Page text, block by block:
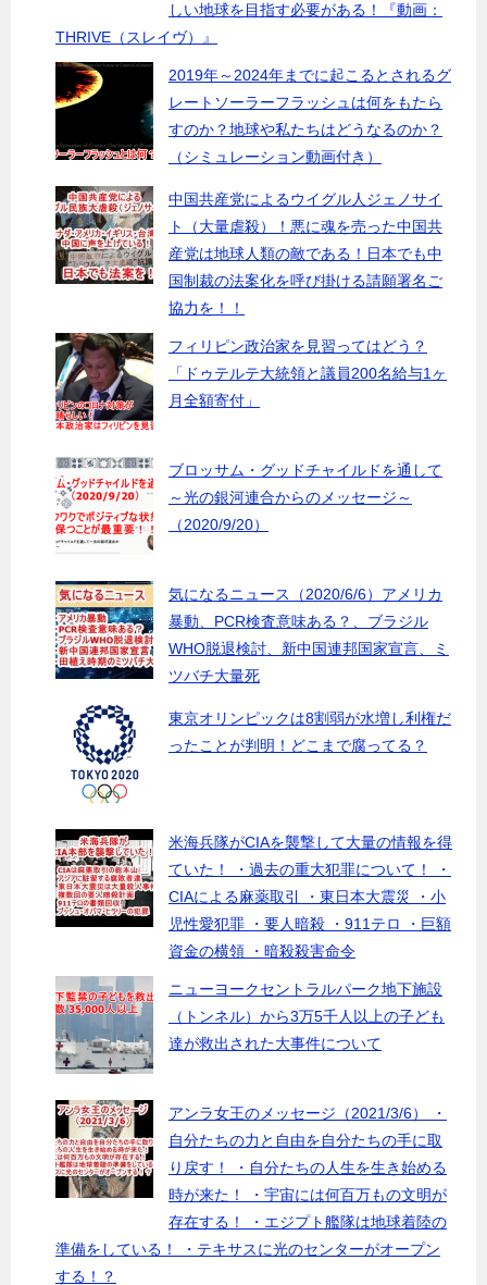
しい地球を目指す必要がある！『動画：
THRIVE（スレイヴ）』
2019年～2024年までに起こるとされるグ
レートソーラーフラッシュは何をもたら
すのか？地球や私たちはどうなるのか？
（シミュレーション動画付き）
中国共産党によるウイグル人ジェノサイ
ト（大量虐殺）！悪に魂を売った中国共
産党は地球人類の敵である！日本でも中
国制裁の法案化を呼び掛ける請願署名ご
協力を！！
フィリピン政治家を見習ってはどう？
「ドゥテルテ大統領と議員200名給与1ヶ
月全額寄付」
ブロッサム・グッドチャイルドを通して
～光の銀河連合からのメッセージ～
（2020/9/20）
気になるニュース（2020/6/6）アメリカ
暴動、PCR検査意味ある？、ブラジル
WHO脱退検討、新中国連邦国家宣言、ミ
ツバチ大量死
東京オリンピックは8割弱が水増し利権だ
ったことが判明！どこまで腐ってる？
米海兵隊がCIAを襲撃して大量の情報を得
ていた！ ・過去の重大犯罪について！ ・
CIAによる麻薬取引 ・東日本大震災 ・小
児性愛犯罪 ・要人暗殺 ・911テロ ・巨額
資金の横領 ・暗殺殺害命令
ニューヨークセントラルパーク地下施設
（トンネル）から3万5千人以上の子ども
達が救出された大事件について
アンラ女王のメッセージ（2021/3/6） ・
自分たちの力と自由を自分たちの手に取
り戻す！ ・自分たちの人生を生き始める
時が来た！ ・宇宙には何百万もの文明が
存在する！ ・エジプト艦隊は地球着陸の
準備をしている！ ・テキサスに光のセンターがオープン
する！？